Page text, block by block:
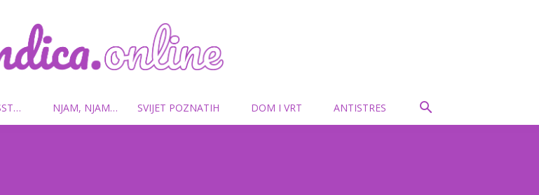
Frendica.online
NJAM, NJAM… SVIJET POZNATIH DOM I VRT ANTISTRES